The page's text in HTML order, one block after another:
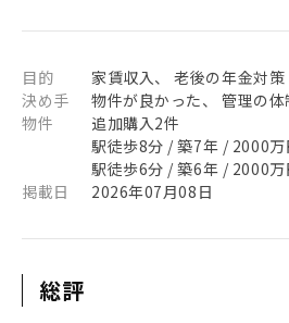
目的
家賃収入、 老後の年金対策
決め手
物件が良かった、 管理の
物件
追加購入2件
駅徒歩8分 / 築7年 / 2000万
駅徒歩6分 / 築6年 / 2000万
掲載日
2026年07月08日
総評